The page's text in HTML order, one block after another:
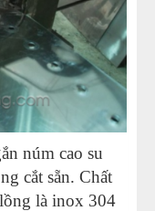
núm cao su
cắt sẵn. Chất
là inox 304